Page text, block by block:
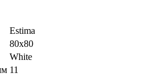
Estima
80х80
White
11